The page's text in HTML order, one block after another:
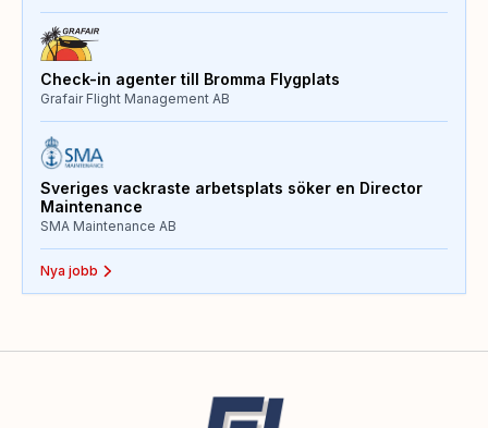
Check-in agenter till Bromma Flygplats
Grafair Flight Management AB
Sveriges vackraste arbetsplats söker en Director
Maintenance
SMA Maintenance AB
Nya jobb